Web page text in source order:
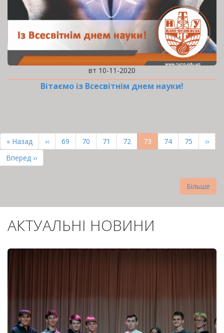
вт 10-11-2020
Вітаємо із Всесвітнім днем науки!
НА
СТОРІНКИ
Перша
сторінка
« Назад
Попередня
сторінка
‹‹ Page
69 Page
70 Page
71 Page
72
Поточна
сторінка
73 Page
74 Page
75
››
Остання
сторінка
Вперед ››
Більше
АКТУАЛЬНІ НОВИНИ